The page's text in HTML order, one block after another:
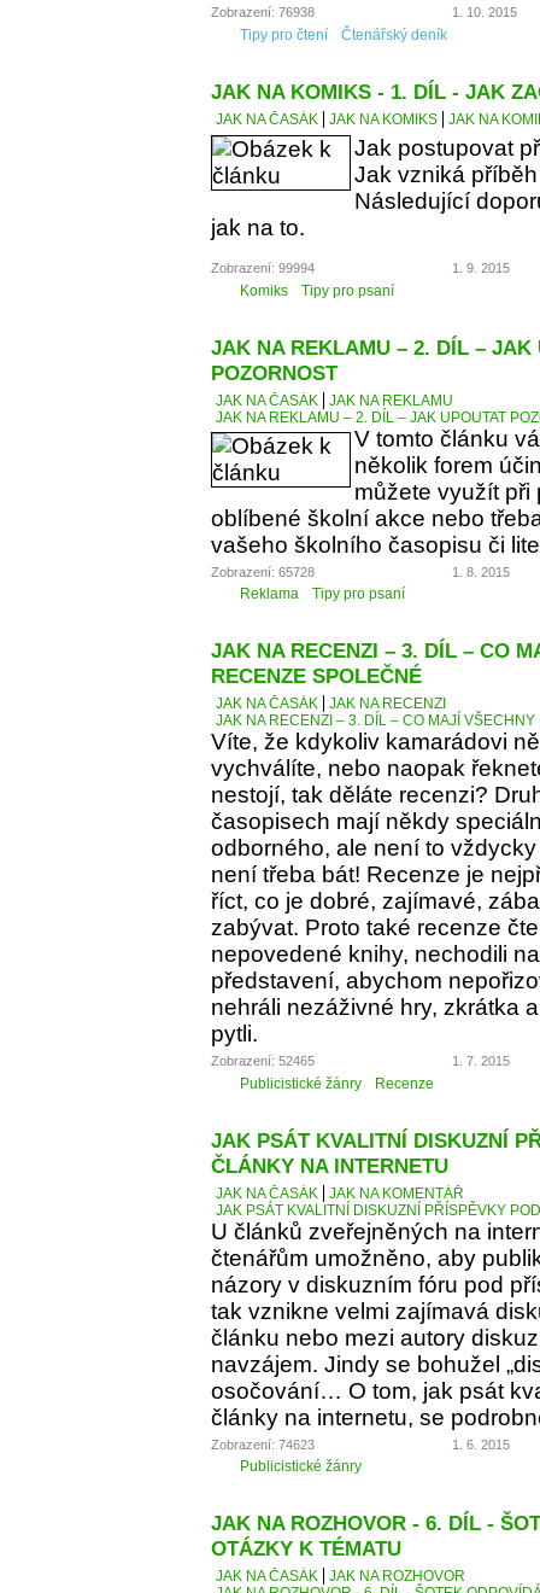
Zobrazení: 76938 1. 10. 2015
Tipy pro čtení Čtenářský deník
JAK NA KOMIKS - 1. DÍL - JAK
JAK NA ČASÁK JAK NA KOMIKS JAK NA
Jak postupovat
Jak vzniká
Následující
jak na to.
Zobrazení: 99994 1. 9. 2015
Komiks Tipy pro psaní
JAK NA REKLAMU – 2. DÍL – JAK
POZORNOST
JAK NA ČASÁK
JAK NA REKLAMU
JAK NA REKLAMU – 2. DÍL – JAK UPOUTAT
V tomto článku
několik forem
můžete využít při
oblíbené školní akce nebo
vašeho školního časopisu či
Zobrazení: 65728 1. 8. 2015
Reklama Tipy pro psaní
JAK NA RECENZI – 3. DÍL – CO
RECENZE SPOLEČNÉ
JAK NA ČASÁK
JAK NA RECENZI
JAK NA RECENZI – 3. DÍL – CO MAJÍ
Víte, že kdykoliv kamarádovi
vychválíte, nebo naopak
nestojí, tak děláte recenzi?
časopisech mají někdy
odborného, ale není to
není třeba bát! Recenze je
říct, co je dobré, zajímavé,
zabývat. Proto také recenze
nepovedené knihy, nechodili
představení, abychom
nehráli nezáživné hry, zkrátka
pytli.
Zobrazení: 52465 1. 7. 2015
Publicistické žánry Recenze
JAK PSÁT KVALITNÍ DISKUZNÍ
ČLÁNKY NA INTERNETU
JAK NA ČASÁK
JAK NA KOMENTÁŘ
JAK PSÁT KVALITNÍ DISKUZNÍ PŘÍSPĚVKY
U článků zveřejněných na
čtenářům umožněno, aby
názory v diskuzním fóru pod
tak vznikne velmi zajímavá
článku nebo mezi autory
navzájem. Jindy se bohužel
osočování… O tom, jak psát
články na internetu, se
Zobrazení: 74623 1. 6. 2015
Publicistické žánry
JAK NA ROZHOVOR - 6. DÍL -
OTÁZKY K TÉMATU
JAK NA ČASÁK
JAK NA ROZHOVOR